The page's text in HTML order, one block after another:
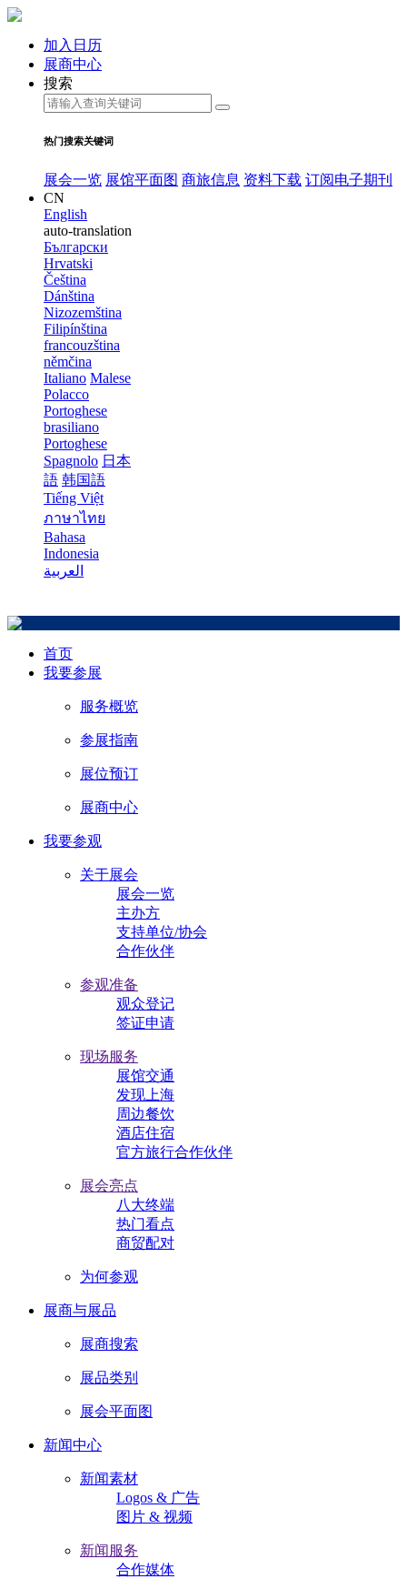
加入日历
展商中心
搜索
热门搜索关键词
展会一览 展馆平面图 商旅信息 资料下载 订阅电子期刊
CN
English
auto-translation
Български
Hrvatski
Čeština
Dánština
Nizozemština
Filipínština
francouzština
němčina
Italiano Malese
Polacco
Portoghese
brasiliano
Portoghese
Spagnolo 日本
語 韩国語
Tiếng Việt
ภาษาไทย
Bahasa
Indonesia
العربية
首页
我要参展
服务概览
参展指南
展位预订
展商中心
我要参观
关于展会
展会一览
主办方
支持单位/协会
合作伙伴
参观准备
观众登记
签证申请
现场服务
展馆交通
发现上海
周边餐饮
酒店住宿
官方旅行合作伙伴
展会亮点
八大终端
热门看点
商贸配对
为何参观
展商与展品
展商搜索
展品类别
展会平面图
新闻中心
新闻素材
Logos & 广告
图片 & 视频
新闻服务
合作媒体